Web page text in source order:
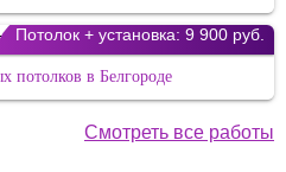
Потолок + установка: 9 900 руб.
потолков в Белгороде
Смотреть все работы